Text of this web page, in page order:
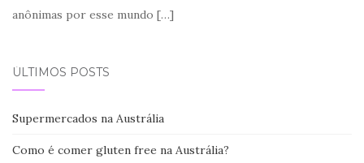
anônimas por esse mundo […]
ÚLTIMOS POSTS
Supermercados na Austrália
Como é comer gluten free na Austrália?